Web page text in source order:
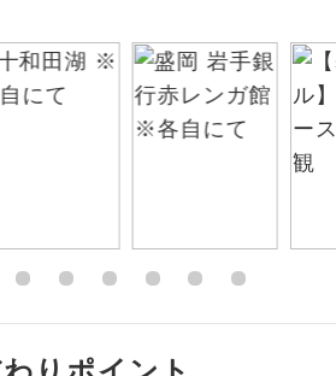
泉地にも宿泊するコースです。
宿泊ホテルに露天風呂が付いていま
てのお食事が付いていますので、お食
事の心配はいりません。（機内食を除
けます。